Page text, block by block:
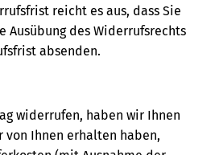
reicht es aus, dass Sie
des Widerrufsrechts
absenden.
widerrufen, haben wir Ihnen
von Ihnen erhalten haben,